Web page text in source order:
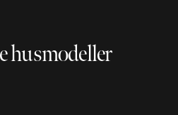
husmodeller